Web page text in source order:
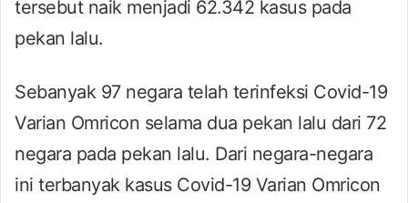
tersebut naik menjadi 62.342 kasus pada
pekan lalu.
Sebanyak 97 negara telah terinfeksi Covid-19
Varian Omricon selama dua pekan lalu dari 72
negara pada pekan lalu. Dari negara-negara
ini terbanyak kasus Covid-19 Varian Omricon